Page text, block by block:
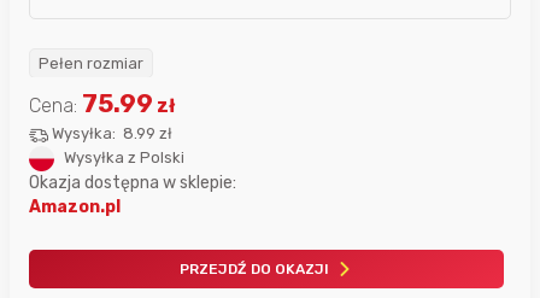
Pełen rozmiar
Cena: 75.99 zł
Wysyłka: 8.99 zł
Wysyłka z Polski
Okazja dostępna w sklepie:
Amazon.pl
PRZEJDŹ DO OKAZJI